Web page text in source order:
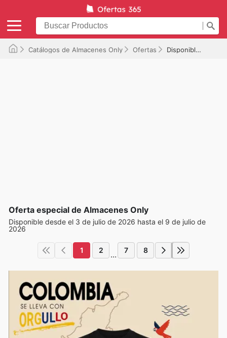
Catálogos de Almacenes Only Ofertas Disponible hasta el 09/07/2026
Oferta especial de Almacenes Only
Disponible desde el 3 de julio de 2026 hasta el 9 de julio de
2026
1 2 ... 7 8